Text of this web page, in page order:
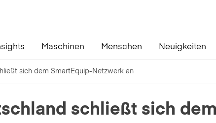
Maschinen Menschen Neuigkeiten
sich dem SmartEquip-Netzwerk an
schließt sich dem